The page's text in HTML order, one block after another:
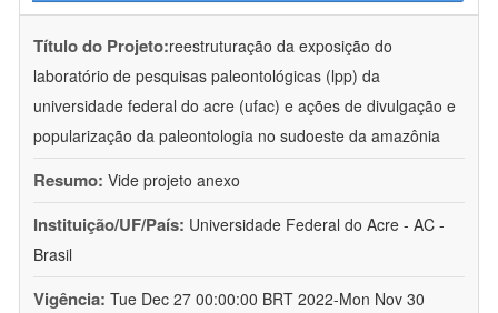
Título do Projeto:reestruturação da exposição do
laboratório de pesquisas paleontológicas (lpp) da
universidade federal do acre (ufac) e ações de divulgação e
popularização da paleontologia no sudoeste da amazônia
Resumo: Vide projeto anexo
Instituição/UF/País: Universidade Federal do Acre - AC -
Brasil
Vigência: Tue Dec 27 00:00:00 BRT 2022-Mon Nov 30